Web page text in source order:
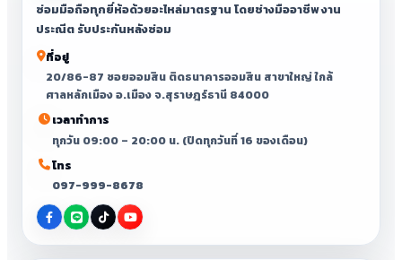
ซ่อมมือถือทุกยี่ห้อด้วยอะไหล่มาตรฐาน โดยช่างมืออาชีพ งาน
ประณีต รับประกันหลังซ่อม
ที่อยู่
20/86-87 ซอยออมสิน ติดธนาคารออมสิน สาขาใหญ่ ใกล้
ศาลหลักเมือง อ.เมือง จ.สุราษฎร์ธานี 84000
เวลาทำการ
ทุกวัน 09:00 – 20:00 น. (ปิดทุกวันที่ 16 ของเดือน)
โทร
097-999-8678